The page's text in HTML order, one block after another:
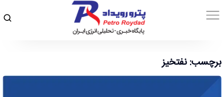
برچسب: نفتخیز